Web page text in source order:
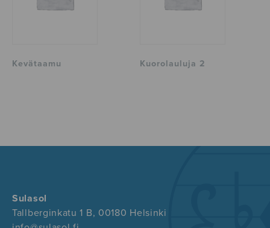
Kevätaamu Kuorolauluja 2
Sulasol
Tallberginkatu 1 B, 00180 Helsinki